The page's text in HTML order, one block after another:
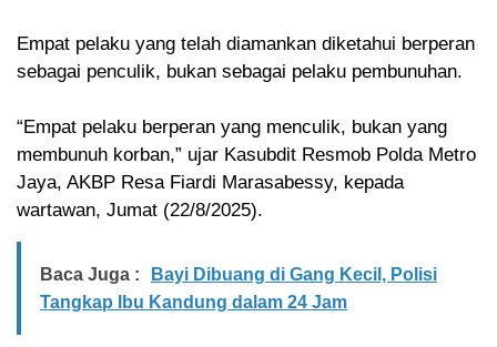
Empat pelaku yang telah diamankan diketahui berperan
sebagai penculik, bukan sebagai pelaku pembunuhan.
“Empat pelaku berperan yang menculik, bukan yang
membunuh korban,” ujar Kasubdit Resmob Polda Metro
Jaya, AKBP Resa Fiardi Marasabessy, kepada
wartawan, Jumat (22/8/2025).
Baca Juga :
Bayi Dibuang di Gang Kecil, Polisi
Tangkap Ibu Kandung dalam 24 Jam